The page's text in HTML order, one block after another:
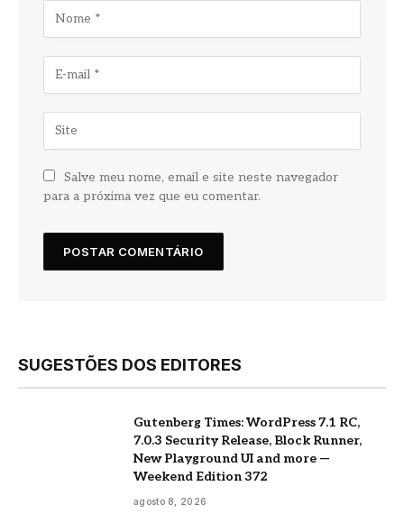
Salve meu nome, email e site neste navegador
para a próxima vez que eu comentar.
SUGESTÕES DOS EDITORES
Gutenberg Times: WordPress 7.1 RC,
7.0.3 Security Release, Block Runner,
New Playground UI and more —
Weekend Edition 372
agosto 8, 2026